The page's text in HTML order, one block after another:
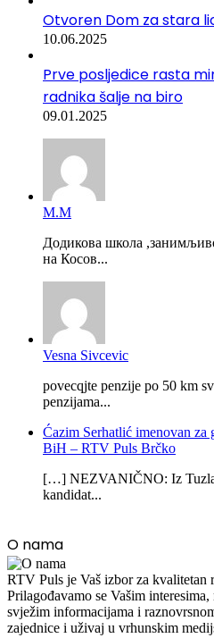
Otvoren Dom za stara
10.06.2025
Prve posljedice rasta
radnika šalje na biro
09.01.2025
М.М
Додикова школа
на Косов...
Vesna Sivcevic
povecqjte penzije po 50 km
penzijama...
Ćazim Serhatlić imenovan
BiH – RTV Puls Brčko
[…] NEZVANIČNO: Iz
kandidat...
O nama
RTV Puls je Vaš izbor za kvalitetan
Prilagođavamo se Vašim
svježim informacijama i
zajednice i uživaj u vrhunskim